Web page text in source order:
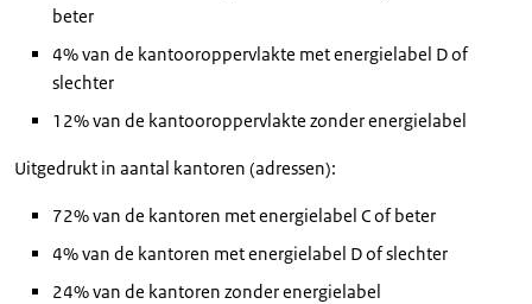
beter
4% van de kantooroppervlakte met energielabel D of
slechter
12% van de kantooroppervlakte zonder energielabel
Uitgedrukt in aantal kantoren (adressen):
72% van de kantoren met energielabel C of beter
4% van de kantoren met energielabel D of slechter
24% van de kantoren zonder energielabel